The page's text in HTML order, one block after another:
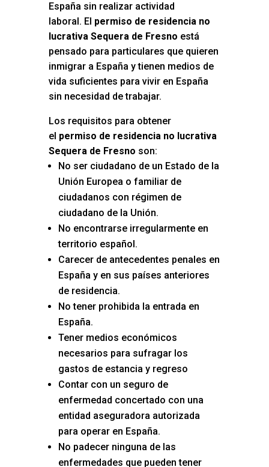
España sin realizar actividad
laboral. El permiso de residencia no
lucrativa Sequera de Fresno está
pensado para particulares que quieren
inmigrar a España y tienen medios de
vida suficientes para vivir en España
sin necesidad de trabajar.
Los requisitos para obtener
el permiso de residencia no lucrativa
Sequera de Fresno son:
No ser ciudadano de un Estado de la
Unión Europea o familiar de
ciudadanos con régimen de
ciudadano de la Unión.
No encontrarse irregularmente en
territorio español.
Carecer de antecedentes penales en
España y en sus países anteriores
de residencia.
No tener prohibida la entrada en
España.
Tener medios económicos
necesarios para sufragar los
gastos de estancia y regreso
Contar con un seguro de
enfermedad concertado con una
entidad aseguradora autorizada
para operar en España.
No padecer ninguna de las
enfermedades que pueden tener